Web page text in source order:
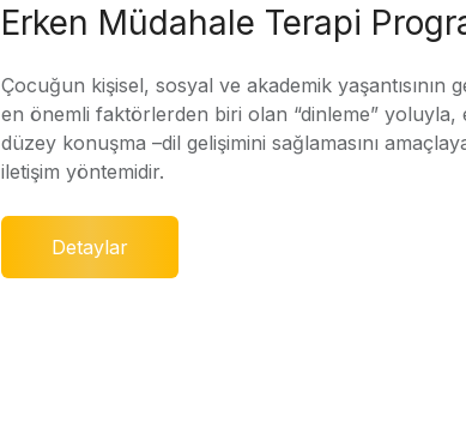
Erken Müdahale Terapi
Çocuğun kişisel, sosyal ve akademik yaşantısının
en önemli faktörlerden biri olan “dinleme” yoluyla,
düzey konuşma –dil gelişimini sağlamasını
iletişim yöntemidir.
Detaylar